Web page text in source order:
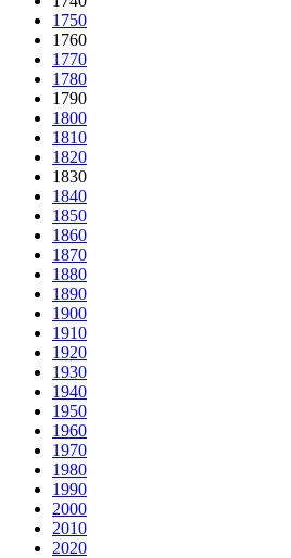
1750
1760
1770
1780
1790
1800
1810
1820
1830
1840
1850
1860
1870
1880
1890
1900
1910
1920
1930
1940
1950
1960
1970
1980
1990
2000
2010
2020